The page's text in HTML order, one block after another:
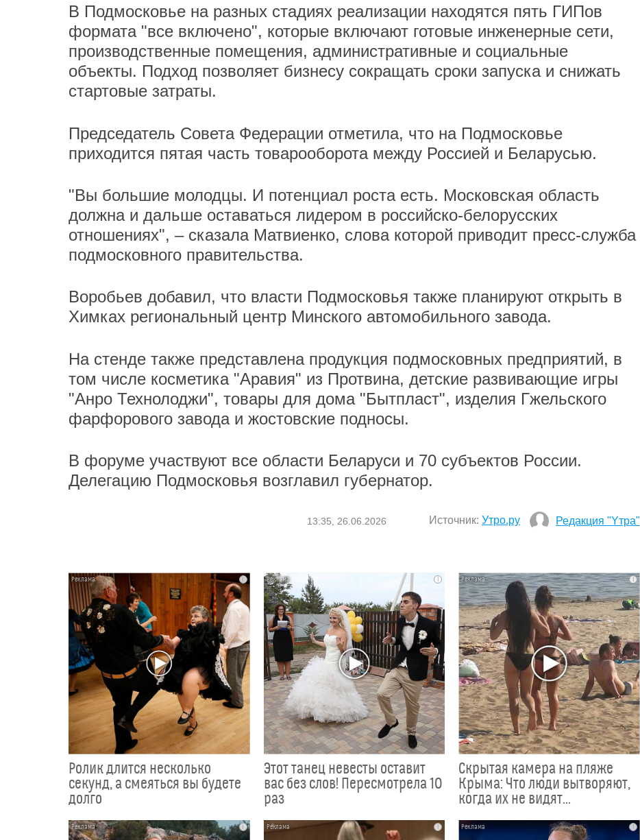
В Подмосковье на разных стадиях реализации находятся пять ГИПов
формата "все включено", которые включают готовые инженерные сети,
производственные помещения, административные и социальные
объекты. Подход позволяет бизнесу сокращать сроки запуска и снижать
стартовые затраты.
Председатель Совета Федерации отметила, что на Подмосковье
приходится пятая часть товарооборота между Россией и Беларусью.
"Вы большие молодцы. И потенциал роста есть. Московская область
должна и дальше оставаться лидером в российско-белорусских
отношениях", – сказала Матвиенко, слова которой приводит пресс-служба
подмосковного правительства.
Воробьев добавил, что власти Подмосковья также планируют открыть в
Химках региональный центр Минского автомобильного завода.
На стенде также представлена продукция подмосковных предприятий, в
том числе косметика "Аравия" из Протвина, детские развивающие игры
"Анро Технолоджи", товары для дома "Бытпласт", изделия Гжельского
фарфорового завода и жостовские подносы.
В форуме участвуют все области Беларуси и 70 субъектов России.
Делегацию Подмосковья возглавил губернатор.
13:35, 26.06.2026 Источник: Утро.ру Редакция "Yтра"
i
Ролик длится несколько
секунд, а смеяться вы будете
долго
i
Этот танец невесты оставит
вас без слов! Пересмотрела 10
раз
i
Скрытая камера на пляже
Крыма: Что люди вытворяют,
когда их не видят...
i i i